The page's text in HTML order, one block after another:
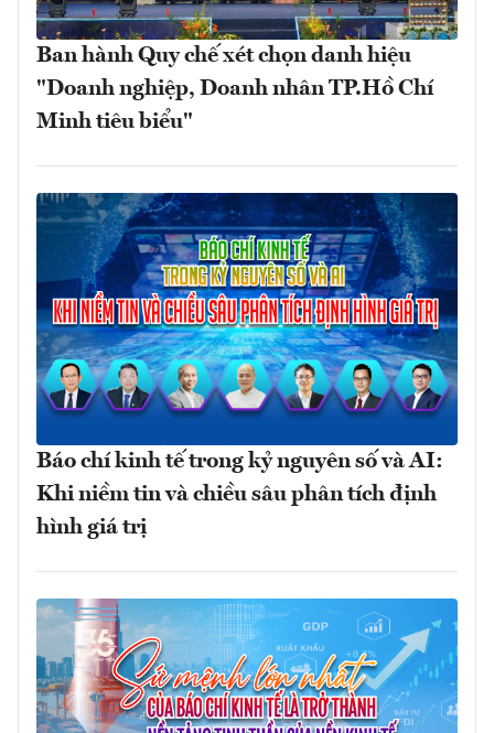
Ban hành Quy chế xét chọn danh hiệu
"Doanh nghiệp, Doanh nhân TP.Hồ Chí
Minh tiêu biểu"
Báo chí kinh tế trong kỷ nguyên số và AI:
Khi niềm tin và chiều sâu phân tích định
hình giá trị